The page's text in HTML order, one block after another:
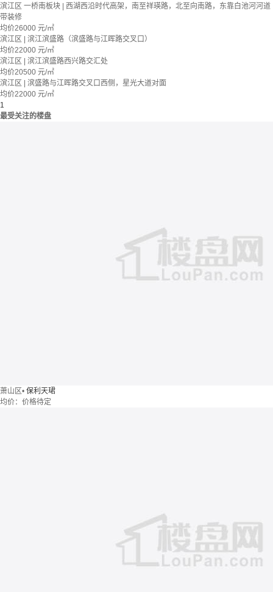
滨江区 一桥南板块 | 西湖西沿时代高架，南至祥瑛路，北至向南路，东靠白池河河道
带装修
均价26000 元/㎡
滨江区 | 滨江滨盛路（滨盛路与江晖路交叉口）
均价22000 元/㎡
滨江区 | 滨江滨盛路西兴路交汇处
均价20500 元/㎡
滨江区 | 滨盛路与江晖路交叉口西侧，星光大道对面
均价22000 元/㎡
1
最受关注的楼盘
萧山区• 保利天珺
均价： 价格待定